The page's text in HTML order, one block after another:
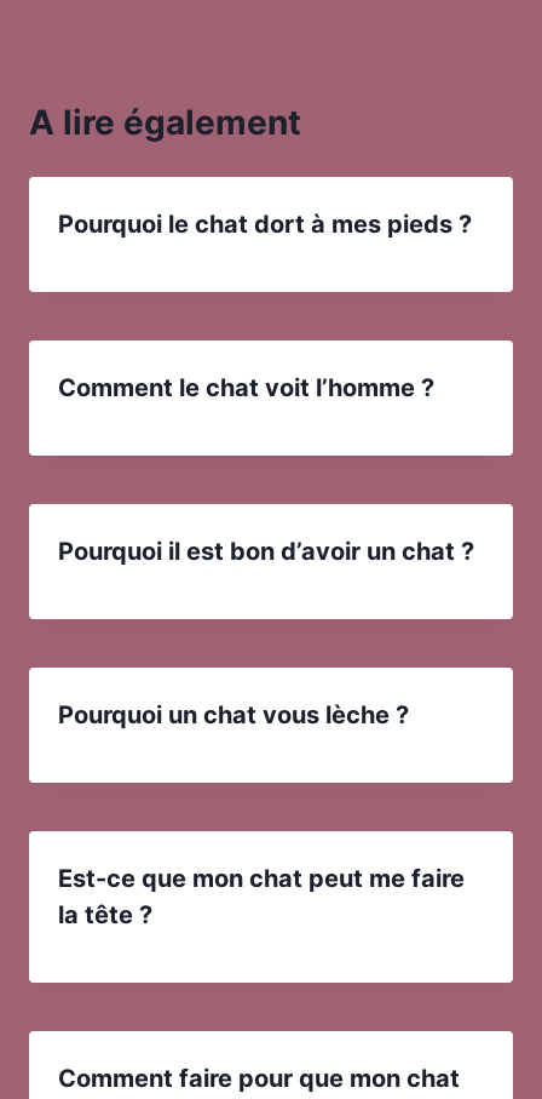
A lire également
Pourquoi le chat dort à mes pieds ?
Comment le chat voit l’homme ?
Pourquoi il est bon d’avoir un chat ?
Pourquoi un chat vous lèche ?
Est-ce que mon chat peut me faire
la tête ?
Comment faire pour que mon chat